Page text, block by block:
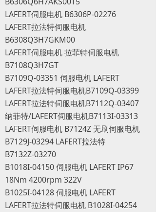
LAFERT伺服电机 B6306P-02276
LAFERT拉法特伺服电机
B6308Q3H7GKM00
LAFERT伺服电机 拉菲特伺服电机
B7108Q3H7GT
B7109Q-03351 伺服电机 LAFERT
LAFERT拉法特伺服电机B7109Q-03399
LAFERT拉法特伺服电机B7112Q-03407
纳菲特/LAFERT伺服电机B7113I-03313
LAFERT伺服电机 B7124Z 无刷伺服电机
B7129J-03294 LAFERT拉法特
B7132Z-03270
B1018I-04150 伺服电机 LAFERT IP67
18Nm 4200rpm 322V
B1025I-04128 伺服电机 LAFERT
LAFERT拉法特伺服电机 B1028I-04254